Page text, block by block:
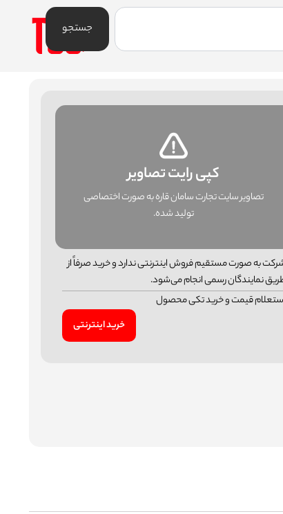
جستجو
کپی رایت تصاویر
تصاویر سایت تجارت سامان قاره به صورت اختصاصی
تولید شده.
به صورت مستقیم فروش اینترنتی ندارد و خرید صرفاً از
نمایندگان رسمی انجام می‌شود.
قیمت و خرید تکی محصول
خرید اینترنتی